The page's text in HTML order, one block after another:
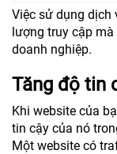
Việc sử dụng dịch
lượng truy cập
doanh nghiệp.
Tăng độ tin
Khi website của
tin cậy của nó
Một website có